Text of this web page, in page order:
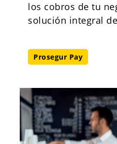
los cobros de tu
solución integral
Prosegur Pay